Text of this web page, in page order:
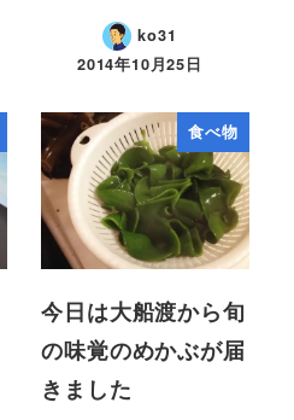
ko31
2014年10月25日
食べ物
今日は大船渡から旬
の味覚のめかぶが届
きました